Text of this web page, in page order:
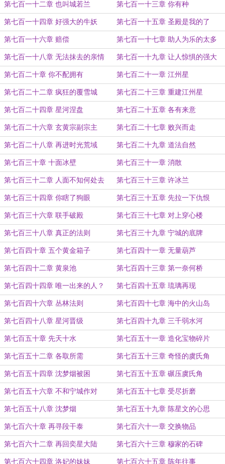
第七百一十二章 也叫城若兰 第七百一十三章 你有种
第七百一十四章 好强大的牛妖 第七百一十五章 圣殿是我的了
第七百一十六章 赔偿 第七百一十七章 助人为乐的太多
第七百一十八章 无法抹去的亲情 第七百一十九章 让人惊惧的强大
第七百二十章 你不配拥有 第七百二十一章 江州星
第七百二十二章 疯狂的覆雪城 第七百二十三章 重建江州星
第七百二十四章 星河涅盘 第七百二十五章 各有来意
第七百二十六章 玄黄宗副宗主 第七百二十七章 败兴而走
第七百二十八章 再进时光荒域 第七百二十九章 道法自然
第七百三十章 十面冰壁 第七百三十一章 消散
第七百三十二章 人面不知何处去 第七百三十三章 许冰兰
第七百三十四章 你瞎了狗眼 第七百三十五章 先拉一下仇恨
第七百三十六章 联手破殿 第七百三十七章 对上穿心楼
第七百三十八章 真正的法则 第七百三十九章 宁城的底牌
第七百四十章 五个黄金箱子 第七百四十一章 无量葫芦
第七百四十二章 黄泉池 第七百四十三章 第一奈何桥
第七百四十四章 唯一出来的人？ 第七百四十五章 琉璃再现
第七百四十六章 丛林法则 第七百四十七章 海中的火山岛
第七百四十八章 星河晋级 第七百四十九章 三千弱水河
第七百五十章 先天十水 第七百五十一章 造化宝物碎片
第七百五十二章 各取所需 第七百五十三章 奇怪的虞氏角
第七百五十四章 沈梦烟被困 第七百五十五章 碾压虞氏角
第七百五十六章 不和宁城作对 第七百五十七章 受尽折磨
第七百五十八章 沈梦烟 第七百五十九章 陈星文的心思
第七百六十章 再寻段干泰 第七百六十一章 交换物品
第七百六十二章 再回奕星大陆 第七百六十三章 穆家的石碑
第七百六十四章 洛妃的妹妹 第七百六十五章 陈年往事